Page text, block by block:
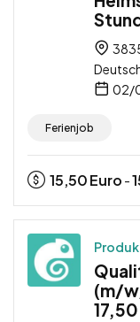
02/
Ferienjob
15,50Euro -
(m/